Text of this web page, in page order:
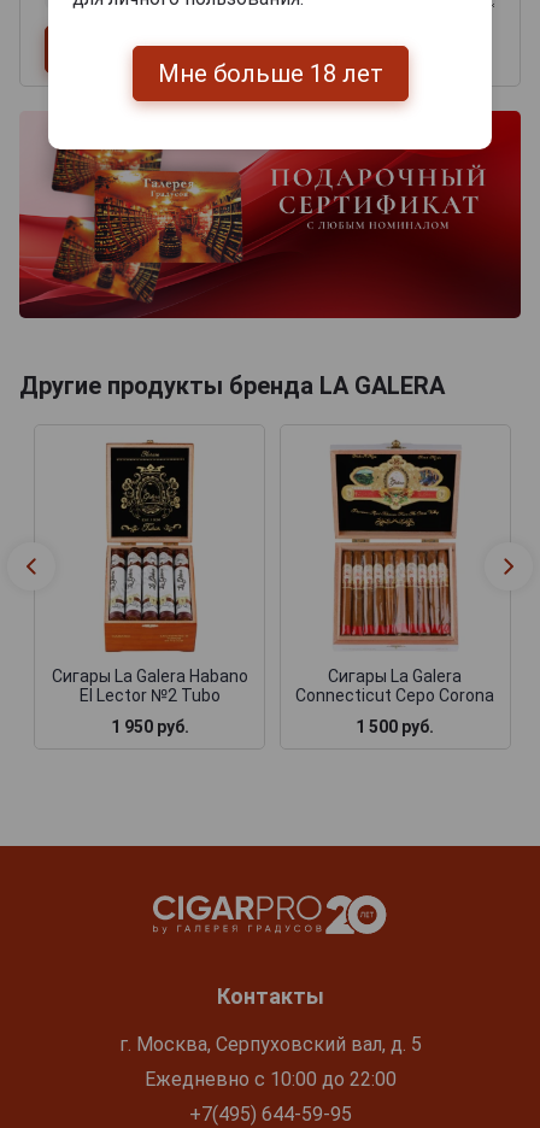
Другие продукты бренда LA GALERA
Сигары La Galera Habano
El Lector №2 Tubo
1 950 руб.
Сигары La Galera
Connecticut Cepo Corona
1 500 руб.
Контакты
г. Москва, Серпуховский вал, д. 5
Ежедневно с 10:00 до 22:00
+7(495) 644-59-95
Мне больше 18 лет